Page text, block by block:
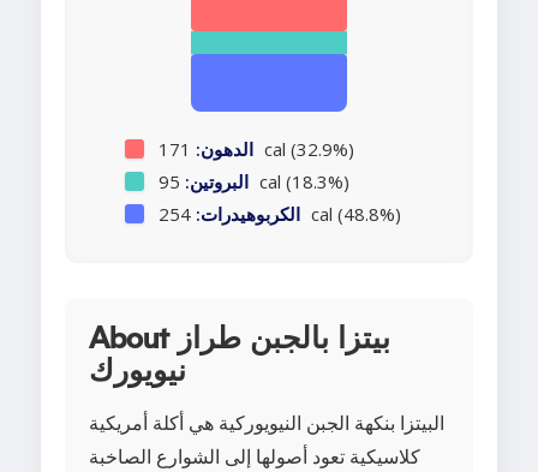
الدهون: 171 cal (32.9%)
البروتين: 95 cal (18.3%)
الكربوهيدرات: 254 cal (48.8%)
About بيتزا بالجبن طراز
نيويورك
البيتزا بنكهة الجبن النيويوركية هي أكلة أمريكية
كلاسيكية تعود أصولها إلى الشوارع الصاخبة